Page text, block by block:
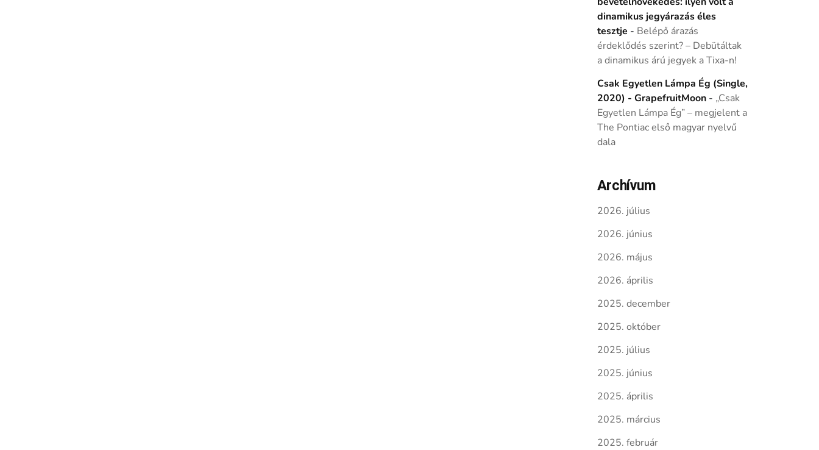
dinamikus jegyárazás éles
tesztje - Belépő árazás
érdeklődés szerint? – Debütáltak
a dinamikus árú jegyek a Tixa-n!
Csak Egyetlen Lámpa Ég (Single,
2020) - GrapefruitMoon- „Csak
Egyetlen Lámpa Ég” – megjelent a
The Pontiac első magyar nyelvű
dala
Archívum
2026. július
2026. június
2026. május
2026. április
2025. december
2025. október
2025. július
2025. június
2025. április
2025. március
2025. február